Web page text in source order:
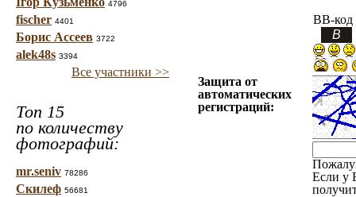
4796
fischer 4401
Борис Ассеев 3722
alek48s 3394
Все участники >>
Топ 15
по количеству
фотографий:
mr.seniv 78286
Скилеф 56681
BB-код
Защита от
автоматических
регистраций:
Если у